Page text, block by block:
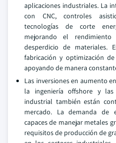
aplicaciones industriales. La
con CNC, controles
tecnologías de corte
mejorando el
desperdicio de materiales.
fabricación y optimización
apoyando de manera
Las inversiones en aumento
la ingeniería offshore y las
industrial también están
mercado. La demanda de
capaces de manejar metales
requisitos de producción de